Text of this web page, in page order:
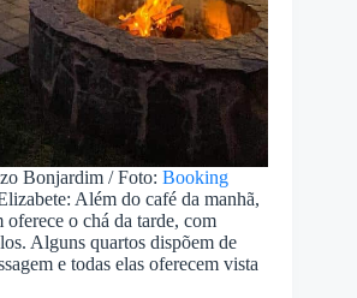
Bonjardim / Foto: Booking
Além do café da manhã,
oferece o chá da tarde, com
Alguns quartos dispõem de
e todas elas oferecem vista